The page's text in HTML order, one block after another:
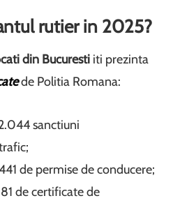
rutier in 2025?
din Bucuresti iti prezinta
de Politia Romana:
sanctiuni
de permise de conducere;
de certificate de